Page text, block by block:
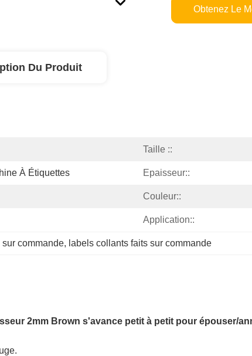
Obtenez Le
Du Produit
Taille ::
À Étiquettes Epaisseur::
Couleur::
Application::
commande, labels collants faits sur commande
2mm Brown s'avance petit à petit pour épouser/